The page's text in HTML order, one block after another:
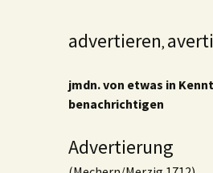
advertieren,
jmdn. von etwas in
benachrichtigen
Advertierung